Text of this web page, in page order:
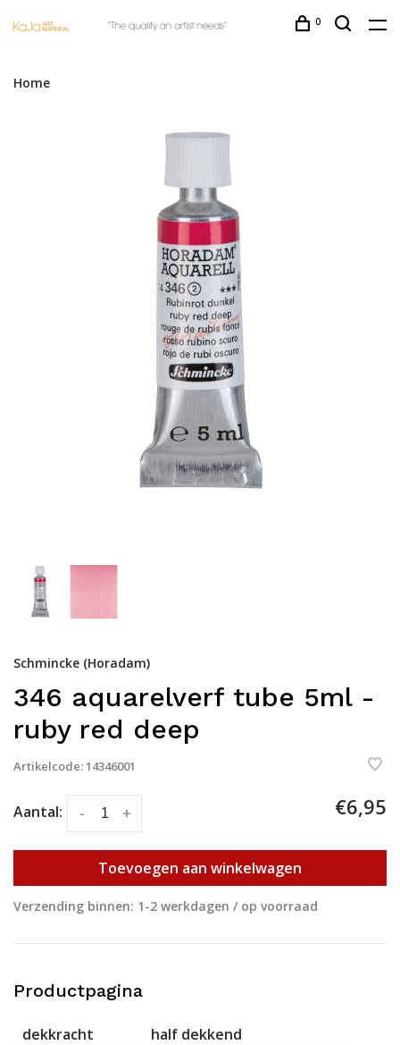
0
Home
Schmincke (Horadam)
346 aquarelverf tube 5ml -
ruby red deep
Artikelcode:14346001
Aantal: +
- €6,95
Toevoegen aan winkelwagen
Verzending binnen: 1-2 werkdagen / op voorraad
Productpagina
dekkracht
half dekkend